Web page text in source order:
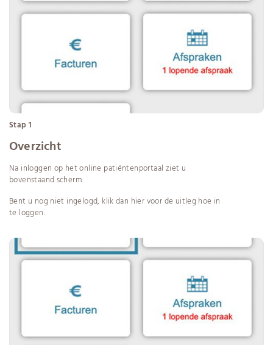
Stap 1
Overzicht
Na inloggen op het online patiëntenportaal ziet u
bovenstaand scherm.
Bent u nog niet ingelogd, klik dan hiervoor de uitleg hoe in
te loggen.